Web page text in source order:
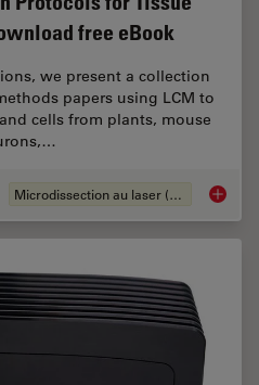
free eBook
we present a collection
papers using LCM to
cells from plants, mouse
Microdissection au laser (LMD) Laser